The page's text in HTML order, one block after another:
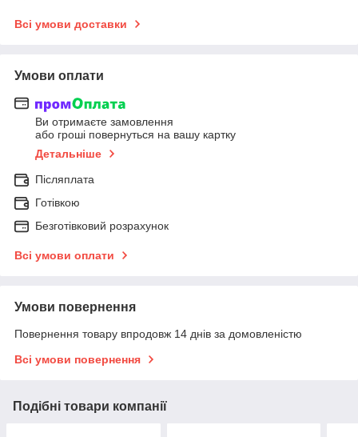
Всі умови доставки
Умови оплати
Ви отримаєте замовлення
або гроші повернуться на вашу картку
Детальніше
Післяплата
Готівкою
Безготівковий розрахунок
Всі умови оплати
Умови повернення
Повернення товару впродовж 14 днів за домовленістю
Всі умови повернення
Подібні товари компанії